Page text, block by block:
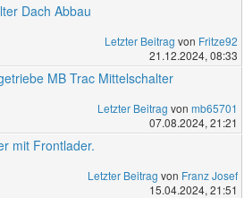
Dach Abbau
Letzter Beitrag von Fritze92
21.12.2024, 08:33
MB Trac Mittelschalter
Letzter Beitrag von mb65701
07.08.2024, 21:21
mit Frontlader.
Letzter Beitrag von Franz Josef
15.04.2024, 21:51